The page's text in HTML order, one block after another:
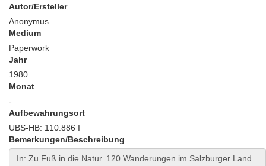
Autor/Ersteller
Anonymus
Medium
Paperwork
Jahr
1980
Monat
-
Aufbewahrungsort
UBS-HB: 110.886 I
Bemerkungen/Beschreibung